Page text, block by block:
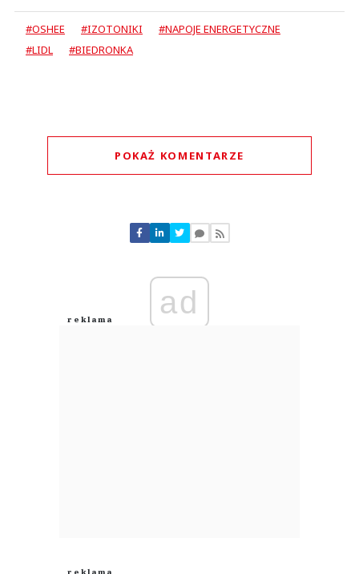
#OSHEE #IZOTONIKI
#NAPOJE ENERGETYCZNE
#LIDL
#BIEDRONKA
POKAŻ KOMENTARZE
Nie znaleziono komentarzy
Zostaw swoje komentarze
Anuluj
ad